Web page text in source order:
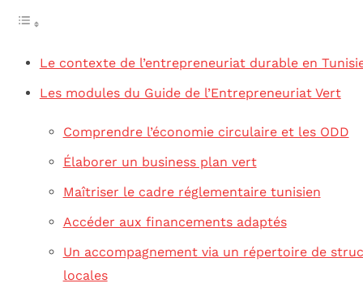
Le contexte de l’entrepreneuriat durable en
Les modules du Guide de l’Entrepreneuriat Vert
Comprendre l’économie circulaire et les ODD
Élaborer un business plan vert
Maîtriser le cadre réglementaire tunisien
Accéder aux financements adaptés
Un accompagnement via un répertoire de
locales